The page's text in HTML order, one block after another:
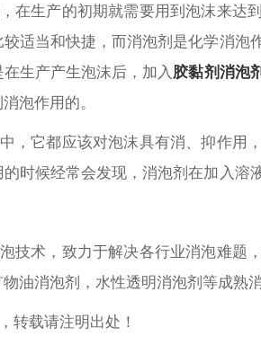
在生产的初期就需要用到泡沫来达
适当和快捷，而消泡剂是化学消泡
生产产生泡沫后，加入 胶黏剂消泡
泡作用的。
，它都应该对泡沫具有消、抑作用
时候经常会发现，消泡剂在加入
技术，致力于解决各行业消泡难题
物油消泡剂，水性透明消泡剂等成熟
转载请注明出处！